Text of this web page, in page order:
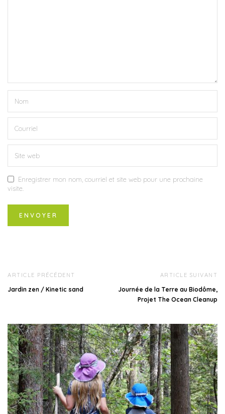
Enregistrer mon nom, courriel et site web pour une prochaine
visite.
ARTICLE PRÉCÉDENT
Jardin zen / Kinetic sand
ARTICLE SUIVANT
Journée de la Terre au Biodôme,
Projet The Ocean Cleanup